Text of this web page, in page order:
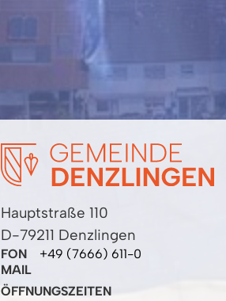
Hauptstraße 110
D-79211 Denzlingen
FON
+49 (7666) 611-0
MAIL
ÖFFNUNGSZEITEN